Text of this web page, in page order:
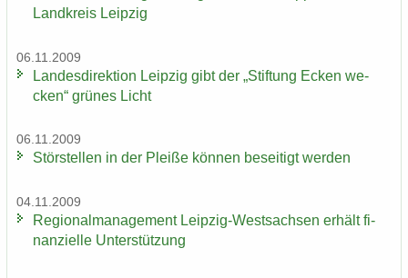
Land­kreis Leip­zig
06.11.2009
Lan­des­di­rek­ti­on Leip­zig gibt der „Stif­tung Ecken we­
cken“ grü­nes Licht
06.11.2009
Stör­stel­len in der Plei­ße kön­nen be­sei­tigt wer­den
04.11.2009
Re­gio­nal­ma­nage­ment Leipzig-​Westsachsen er­hält fi­
nan­zi­el­le Un­ter­stüt­zung